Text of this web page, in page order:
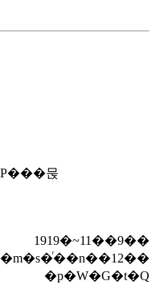
1919�~11��9��
�m�s�ͬ��n��12��
�p�W�G�t�Q